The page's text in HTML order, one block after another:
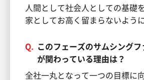
人間として社会人としての基礎
家としてお高く留まらないよう
Q.
このフェーズのサムシング
が関わっている理由は？
全社一丸となって一つの目標に